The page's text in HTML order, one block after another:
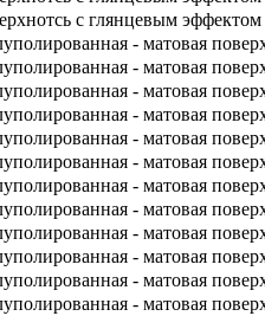
с глянцевым эффектом
- матовая
- матовая
- матовая
- матовая
- матовая
- матовая
- матовая
- матовая
- матовая
- матовая
- матовая
- матовая